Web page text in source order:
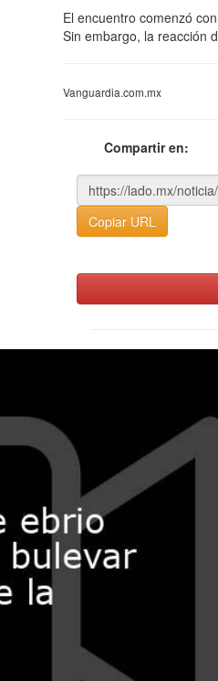
El encuentro comenzó
Sin embargo, la reacción
Vanguardia.com.mx
Compartir en:
Copiar URL